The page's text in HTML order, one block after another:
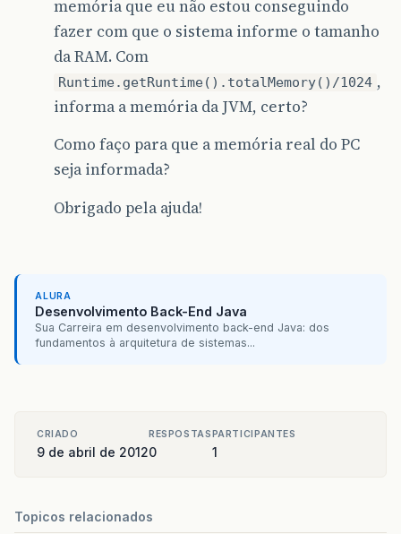
memória que eu não estou conseguindo
fazer com que o sistema informe o tamanho
da RAM. Com
Runtime.getRuntime().totalMemory()/1024 ,
informa a memória da JVM, certo?
Como faço para que a memória real do PC
seja informada?
Obrigado pela ajuda!
ALURA
Desenvolvimento Back-End Java
Sua Carreira em desenvolvimento back-end Java: dos
fundamentos à arquitetura de sistemas...
CRIADO
9 de abril de 2012
RESPOSTAS
0
PARTICIPANTES
1
Topicos relacionados